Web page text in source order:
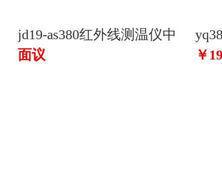
jd19-as380红外线测温仪中
西 型号:jd19-as380库号：
面议
轴
￥